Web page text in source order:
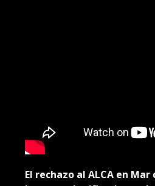
El rechazo al ALCA en